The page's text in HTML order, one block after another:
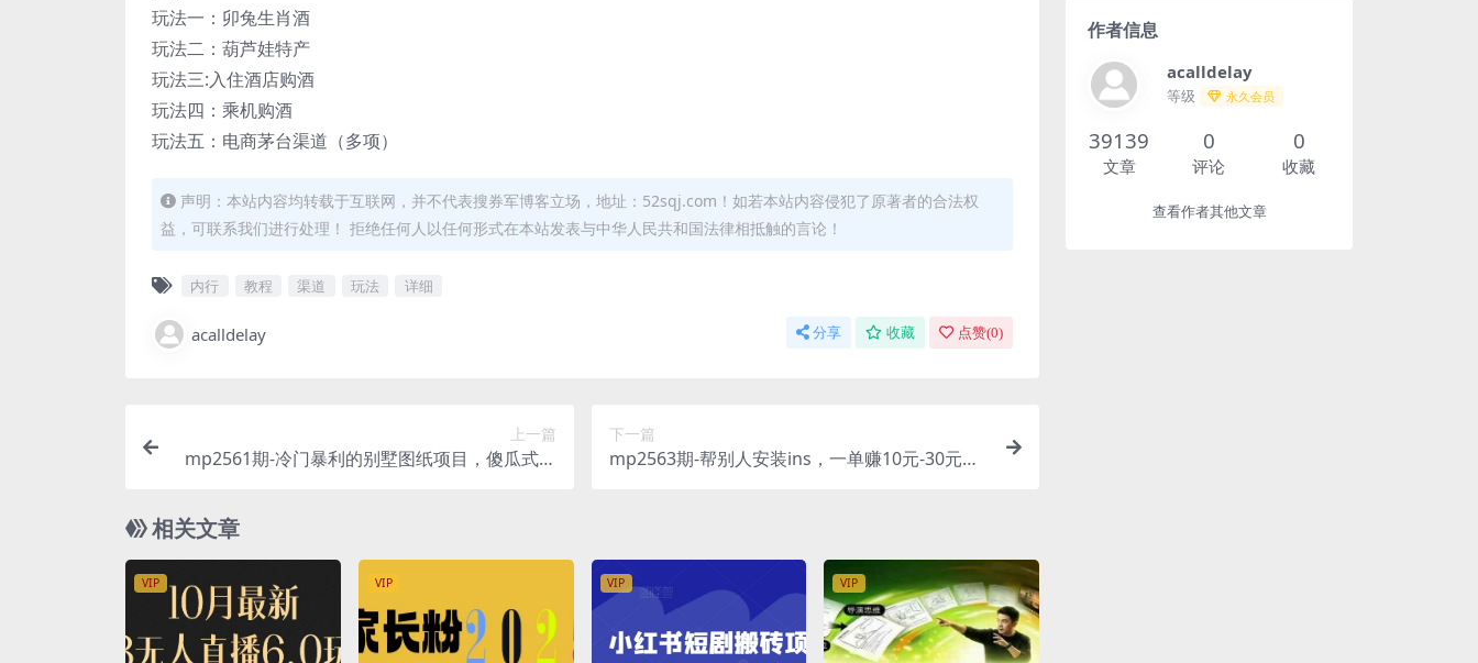
玩法一：卯兔生肖酒
玩法二：葫芦娃特产
玩法三:入住酒店购酒
玩法四：乘机购酒
玩法五：电商茅台渠道（多项）
声明：本站内容均转载于互联网，并不代表搜券军博客立场，地址：52sqj.com！如若本站内容侵犯了原著者的合法权
益，可联系我们进行处理！ 拒绝任何人以任何形式在本站发表与中华人民共和国法律相抵触的言论！
内行 教程 渠道 玩法 详细
acalldelay 分享 收藏 点赞(0)
上一篇
mp2561期-冷门暴利的别墅图纸项目，傻瓜式操
下一篇
mp2563期-帮别人安装ins，一单赚10元-30元不
相关文章
VIP VIP VIP VIP
作者信息
acalldelay
等级 永久会员
39139
文章
0
评论
0
收藏
查看作者其他文章